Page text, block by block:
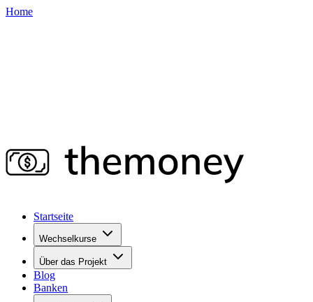
Home
Startseite
Wechselkurse
Über das Projekt
Blog
Banken